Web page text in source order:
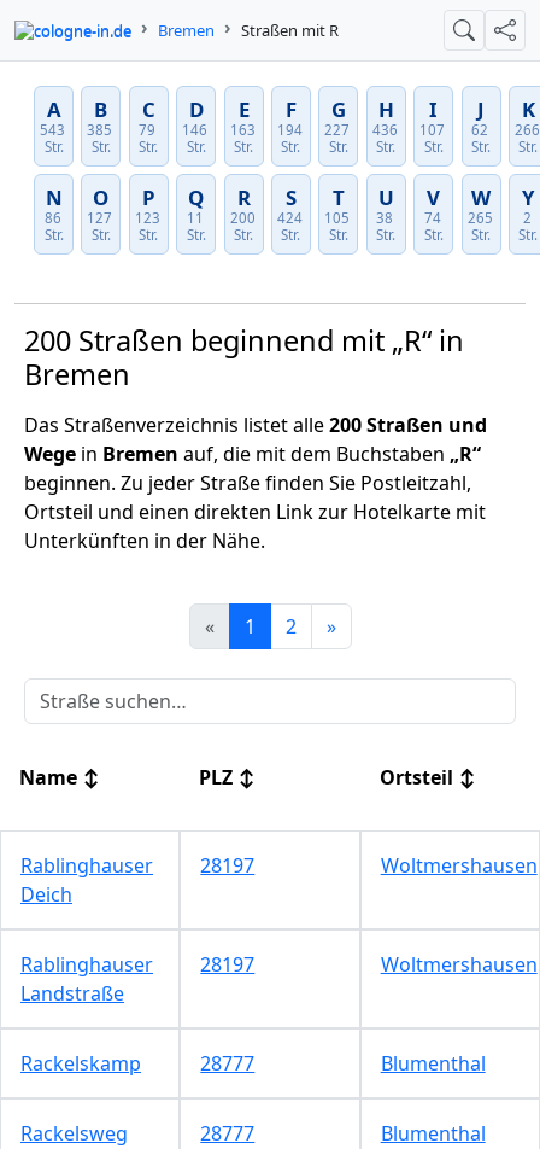
cologne-in.de Bremen Straßen mit R Suche
A
543
Str.
B
385
Str.
C
79
Str.
D
146
Str.
E
163
Str.
F
194
Str.
G
227
Str.
H
436
Str.
I
107
Str.
J
62
Str.
K
Str.
N
86
Str.
O
127
Str.
P
123
Str.
Q
11
Str.
R
200
Str.
S
424
Str.
T
105
Str.
U
38
Str.
V
74
Str.
W
265
Str.
Y
2
Str.
200 Straßen beginnend mit „R“ in
Bremen
Das Straßenverzeichnis listet alle200 Straßen und
Wege in Bremen auf, die mit dem Buchstaben „R“
beginnen. Zu jeder Straße finden Sie Postleitzahl,
Ortsteil und einen direkten Link zur Hotelkarte mit
Unterkünften in der Nähe.
« 1 2 »
Name ↕ PLZ ↕ Ortsteil ↕
Rablinghauser
Deich
28197 Woltmershausen
Rablinghauser
Landstraße
28197 Woltmershausen
Rackelskamp 28777 Blumenthal
Rackelsweg 28777 Blumenthal